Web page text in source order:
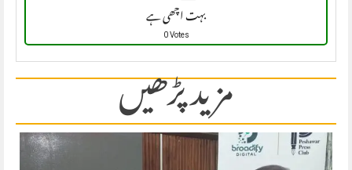
بہت اچھی ہے
0 Votes
مزید پڑھیں